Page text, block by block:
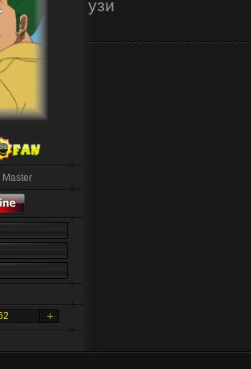
Master
узи